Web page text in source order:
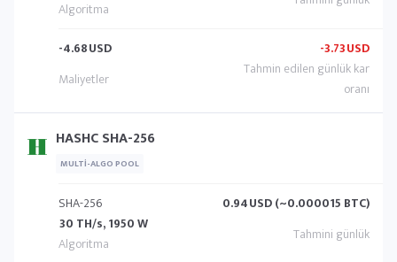
-4.68USD -3.73USD
HASHC SHA-256
MULTI-ALGO POOL
SHA-256
30 TH/s, 1950 W
0.94USD (~0.000015 BTC)